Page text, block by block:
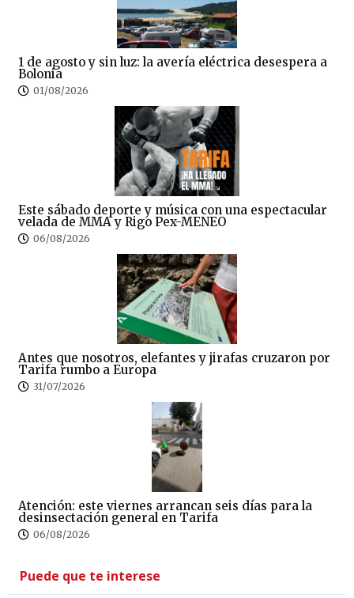
1 de agosto y sin luz: la avería eléctrica desespera a
Bolonia
01/08/2026
Este sábado deporte y música con una espectacular
velada de MMA y Rigo Pex-MENEO
06/08/2026
Antes que nosotros, elefantes y jirafas cruzaron por
Tarifa rumbo a Europa
31/07/2026
Atención: este viernes arrancan seis días para la
desinsectación general en Tarifa
06/08/2026
Puede que te interese